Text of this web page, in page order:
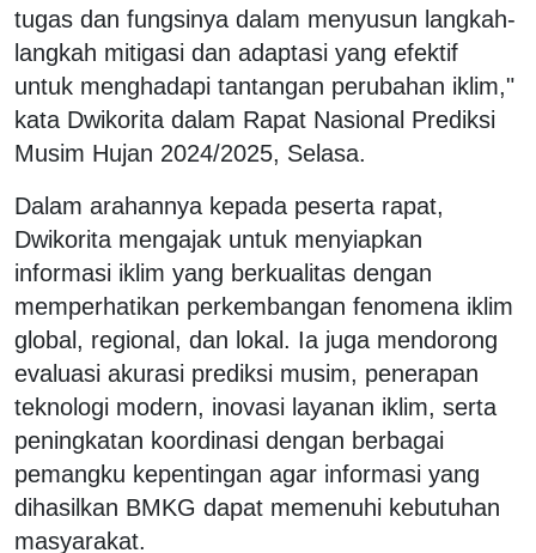
tugas dan fungsinya dalam menyusun langkah-
langkah mitigasi dan adaptasi yang efektif
untuk menghadapi tantangan perubahan iklim,"
kata Dwikorita dalam Rapat Nasional Prediksi
Musim Hujan 2024/2025, Selasa.
Dalam arahannya kepada peserta rapat,
Dwikorita mengajak untuk menyiapkan
informasi iklim yang berkualitas dengan
memperhatikan perkembangan fenomena iklim
global, regional, dan lokal. Ia juga mendorong
evaluasi akurasi prediksi musim, penerapan
teknologi modern, inovasi layanan iklim, serta
peningkatan koordinasi dengan berbagai
pemangku kepentingan agar informasi yang
dihasilkan BMKG dapat memenuhi kebutuhan
masyarakat.